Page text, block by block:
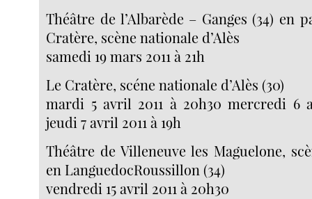
Théâtre de l’Albarède – Ganges (34) en
Cratère, scène nationale d’Alès
samedi 19 mars 2011 à 21h
Le Cratère, scéne nationale d’Alès (30)
mardi 5 avril 2011 à 20h30 mercredi 6
jeudi 7 avril 2011 à 19h
Théâtre de Villeneuve les Maguelone,
en LanguedocRoussillon (34)
vendredi 15 avril 2011 à 20h30